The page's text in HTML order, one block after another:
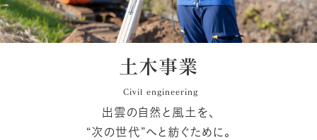
土木事業
Civil engineering
出雲の自然と風土を、
“次の世代”へと紡ぐために。